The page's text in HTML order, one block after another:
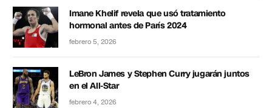
Imane Khelif revela que usó tratamiento
hormonal antes de París 2024
febrero 5, 2026
LeBron James y Stephen Curry jugarán juntos
en el All-Star
febrero 4, 2026